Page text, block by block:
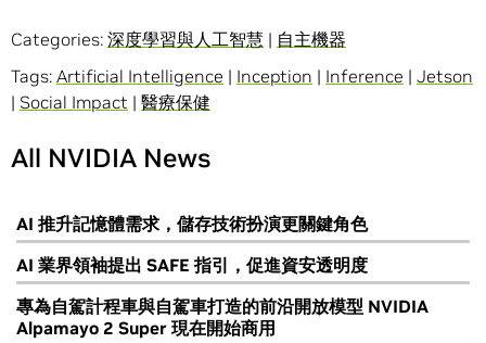
Categories: 深度學習與人工智慧 | 自主機器
Tags: Artificial Intelligence | Inception | Inference | Jetson
| Social Impact | 醫療保健
All NVIDIA News
AI 推升記憶體需求，儲存技術扮演更關鍵角色
AI 業界領袖提出 SAFE 指引，促進資安透明度
專為自駕計程車與自駕車打造的前沿開放模型 NVIDIA
Alpamayo 2 Super 現在開始商用